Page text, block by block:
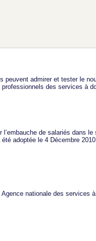
admirer et tester le
des services à
de salariés dans
adoptée le 4 Décembre
nationale des services